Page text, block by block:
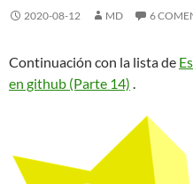
2020-08-12 MD 6
Continuación con la lista de
en github (Parte 14) .